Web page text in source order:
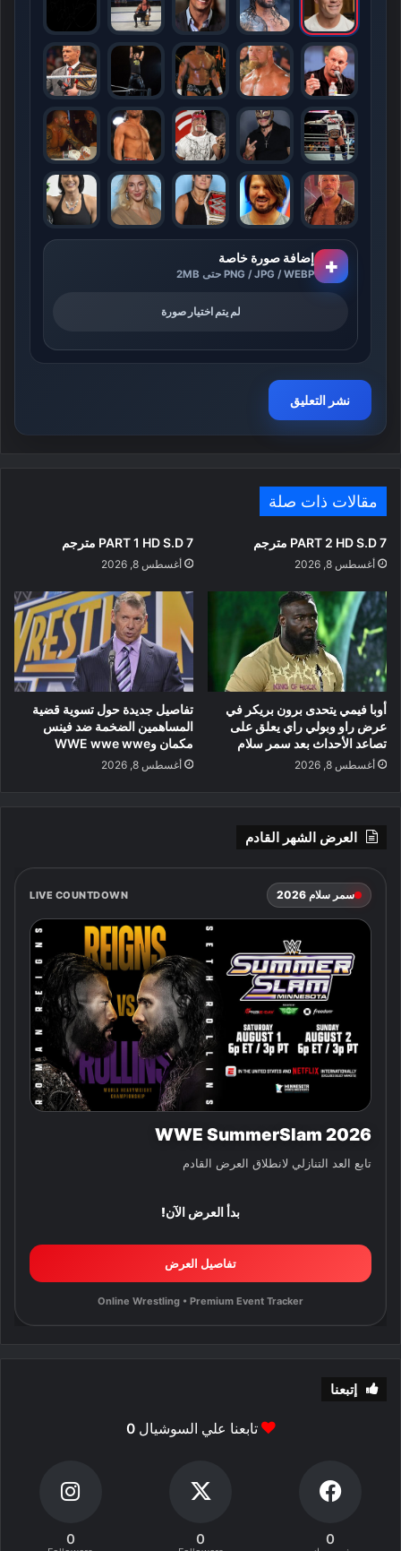
+ إضافة صورة خاصة
PNG / JPG / WEBP حتى 2MB
لم يتم اختيار صورة
مقالات ذات صلة
PART 2 HD S.D 7 مترجم
أغسطس 8, 2026
PART 1 HD S.D 7 مترجم
أغسطس 8, 2026
أوبا فيمي يتحدى برون بريكر في
عرض راو وبولي راي يعلق على
تصاعد الأحداث بعد سمر سلام
أغسطس 8, 2026
تفاصيل جديدة حول تسوية قضية
المساهمين الضخمة ضد فينس
مكمان وWWE wwe wwe
أغسطس 8, 2026
العرض الشهر القادم
سمر سلام 2026 LIVE COUNTDOWN
WWE SummerSlam 2026
تابع العد التنازلي لانطلاق العرض القادم
بدأ العرض الآن!
تفاصيل العرض
Online Wrestling • Premium Event Tracker
إتبعنا
تابعنا علي السوشيال0
0
0
0